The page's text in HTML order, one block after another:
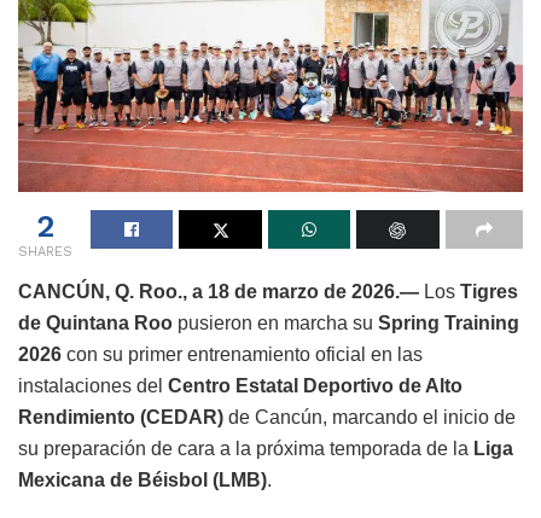
2
SHARES
CANCÚN, Q. Roo., a 18 de marzo de 2026.— Los Tigres
de Quintana Roo pusieron en marcha su Spring Training
2026 con su primer entrenamiento oficial en las
instalaciones del Centro Estatal Deportivo de Alto
Rendimiento (CEDAR) de Cancún, marcando el inicio de
su preparación de cara a la próxima temporada de la Liga
Mexicana de Béisbol (LMB).